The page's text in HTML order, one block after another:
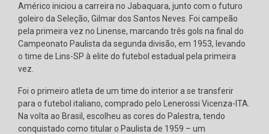
Américo iniciou a carreira no Jabaquara, junto com o futuro
goleiro da Seleção, Gilmar dos Santos Neves. Foi campeão
pela primeira vez no Linense, marcando três gols na final do
Campeonato Paulista da segunda divisão, em 1953, levando
o time de Lins-SP à elite do futebol estadual pela primeira
vez.
Foi o primeiro atleta de um time do interior a se transferir
para o futebol italiano, comprado pelo Lenerossi Vicenza-ITA.
Na volta ao Brasil, escolheu as cores do Palestra, tendo
conquistado como titular o Paulista de 1959 – um